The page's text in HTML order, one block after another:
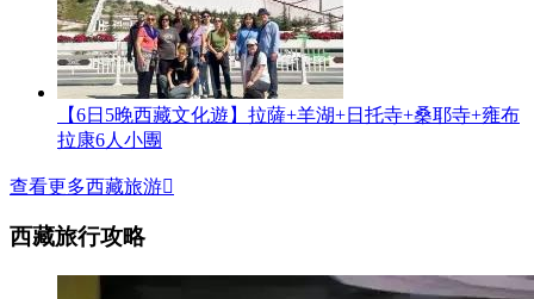
【6日5晚西藏文化遊】拉薩+羊湖+日托寺+桑耶寺+雍布
拉康6人小團
查看更多西藏旅游
西藏旅行攻略